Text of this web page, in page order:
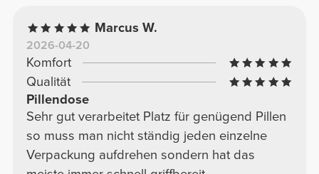
Marcus W.
2026-04-20
Komfort
Qualität
Pillendose
Sehr gut verarbeitet Platz für genügend Pillen
so muss man nicht ständig jeden einzelne
Verpackung aufdrehen sondern hat das